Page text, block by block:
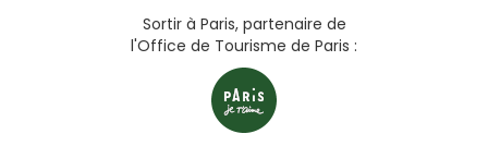
Sortir à Paris, partenaire de
l'Office de Tourisme de Paris :